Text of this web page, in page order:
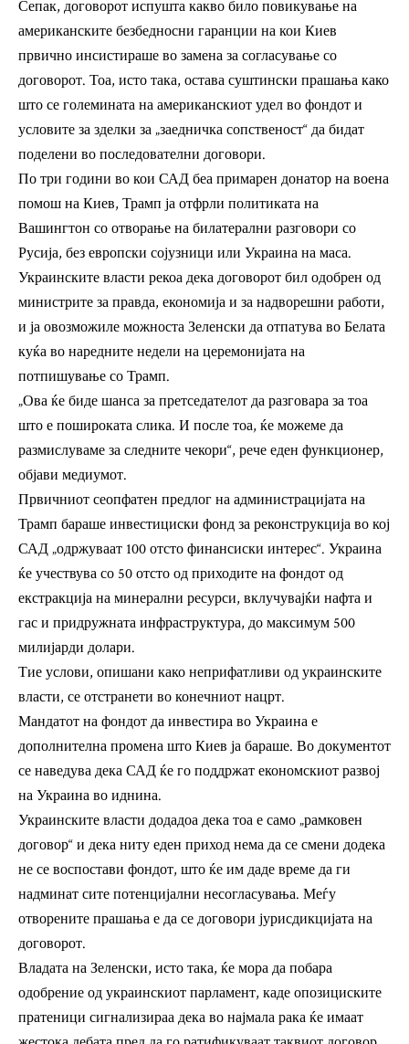
Сепак, договорот испушта какво било повикување на
американските безбедносни гаранции на кои Киев
првично инсистираше во замена за согласување со
договорот. Тоа, исто така, остава суштински прашања како
што се големината на американскиот удел во фондот и
условите за зделки за „заедничка сопственост“ да бидат
поделени во последователни договори.
По три години во кои САД беа примарен донатор на воена
помош на Киев, Трамп ја отфрли политиката на
Вашингтон со отворање на билатерални разговори со
Русија, без европски сојузници или Украина на маса.
Украинските власти рекоа дека договорот бил одобрен од
министрите за правда, економија и за надворешни работи,
и ја овозможиле можноста Зеленски да отпатува во Белата
куќа во наредните недели на церемонијата на
потпишување со Трамп.
„Ова ќе биде шанса за претседателот да разговара за тоа
што е пошироката слика. И после тоа, ќе можеме да
размислуваме за следните чекори“, рече еден функционер,
објави медиумот.
Првичниот сеопфатен предлог на администрацијата на
Трамп бараше инвестициски фонд за реконструкција во кој
САД „одржуваат 100 отсто финансиски интерес“. Украина
ќе учествува со 50 отсто од приходите на фондот од
екстракција на минерални ресурси, вклучувајќи нафта и
гас и придружната инфраструктура, до максимум 500
милијарди долари.
Тие услови, опишани како неприфатливи од украинските
власти, се отстранети во конечниот нацрт.
Мандатот на фондот да инвестира во Украина е
дополнителна промена што Киев ја бараше. Во документот
се наведува дека САД ќе го поддржат економскиот развој
на Украина во иднина.
Украинските власти додадоа дека тоа е само „рамковен
договор“ и дека ниту еден приход нема да се смени додека
не се воспостави фондот, што ќе им даде време да ги
надминат сите потенцијални несогласувања. Меѓу
отворените прашања е да се договори јурисдикцијата на
договорот.
Владата на Зеленски, исто така, ќе мора да побара
одобрение од украинскиот парламент, каде опозициските
пратеници сигнализираа дека во најмала рака ќе имаат